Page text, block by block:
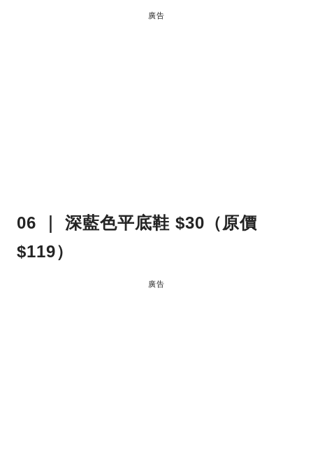
廣告
06 ｜ 深藍色平底鞋 $30（原價
$119）
廣告